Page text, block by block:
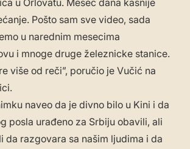
u Orlovatu. Mesec dana kasnije
Pošto sam sve video, sada
u narednim mesecima
i mnoge druge železnicke stanice.
više od reči”, poručio je Vučić na
naveo da je divno bilo u Kini i da
posla urađeno za Srbiju obavili, ali
da razgovara sa našim ljudima i da